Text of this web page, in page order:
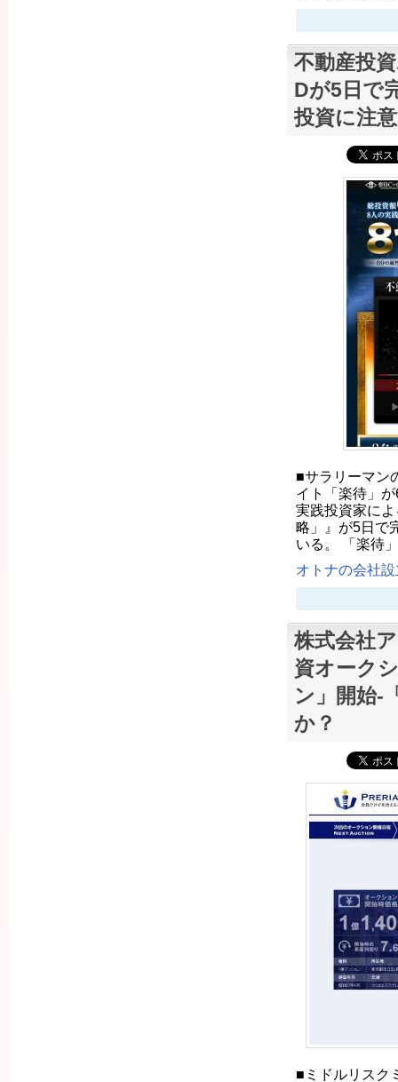
不動産投
Dが5日で
投資に注
■サラリーマン
イト「楽待」
実践投資家に
略」』が5日で
いる。 「楽待
オトナの会社
株式会社
資オーク
ン」開始-
か？
■ミドルリスク